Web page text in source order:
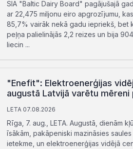
SIA "Baltic Dairy Board" pagājušajā
ar 22,475 miljonu eiro apgrozījumu,
85,7% vairāk nekā gadu iepriekš, bet
peļņa palielinājās 2,2 reizes un bija
liecin ...
"Enefit": Elektroenerģijas
augustā Latvijā varētu mēreni
LETA 07.08.2026
Rīga, 7. aug., LETA. Augustā, dienām
īsākām, pakāpeniski mazināsies
ietekme, un elektroenerģijas vidējā